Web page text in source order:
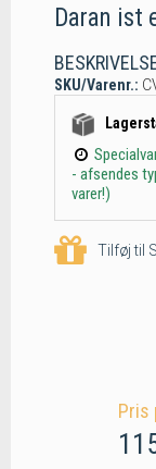
Daran ist
SKU/Varenr.:
- afsendes
varer!)
Tilføj til
Pris